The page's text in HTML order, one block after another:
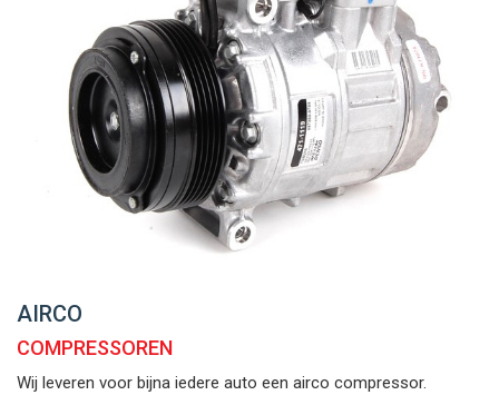
AIRCO
COMPRESSOREN
Wij leveren voor bijna iedere auto een airco compressor.